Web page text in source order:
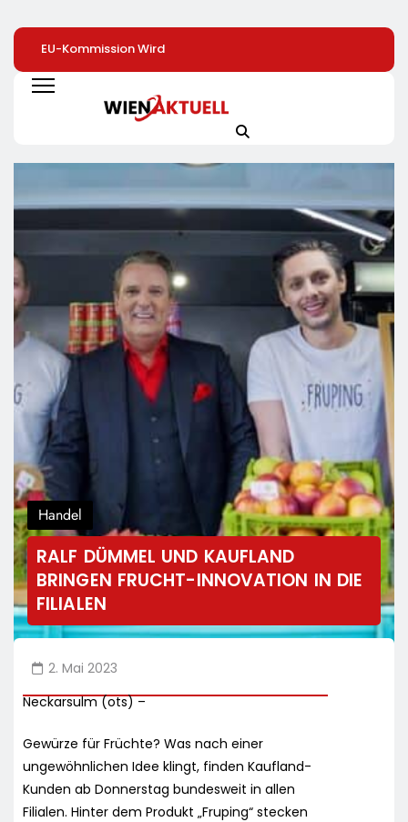
EU-Kommission Wird
Zur „Zentrale Der
Tierindustrie“ /
Tierschutzorganisation
Die Nähe Der EU-
Vernetzen Sich
Unternehmer Für Die
Kleinen Preis: Lidl
Prozent
Handel
RALF DÜMMEL UND KAUFLAND
BRINGEN FRUCHT-INNOVATION IN DIE
FILIALEN
2. Mai 2023
Neckarsulm (ots) –
Gewürze für Früchte? Was nach einer
ungewöhnlichen Idee klingt, finden Kaufland-
Kunden ab Donnerstag bundesweit in allen
Filialen. Hinter dem Produkt „Fruping“ stecken